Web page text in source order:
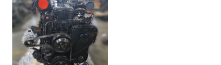
cargad…